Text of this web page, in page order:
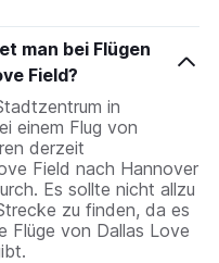
man bei Flügen
Field?
in
einem Flug von
derzeit
Field nach Hannover
Es sollte nicht allzu
zu finden, da es
Flüge von Dallas Love